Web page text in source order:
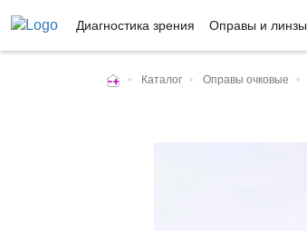
Диагностика зрения Оправы и линзы
• Каталог • Оправы очковые •